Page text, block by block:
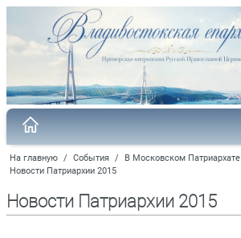
На главную / События / В Московском Патриархате
Новости Патриархии 2015
Новости Патриархии 2015